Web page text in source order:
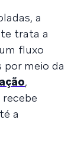
a
trata a
fluxo
meio da
,
a